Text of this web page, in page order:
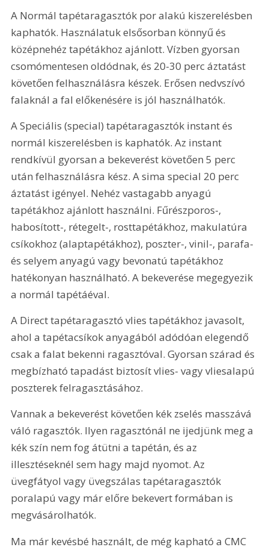
A Normál tapétaragasztók por alakú kiszerelésben
kaphatók. Használatuk elsősorban könnyű és
középnehéz tapé­tákhoz ajánlott. Vízben gyorsan
csomómentesen oldódnak, és 20-30 perc áztatást
követően felhasználásra készek. Erősen nedvszívó
falaknál a fal előkenésére is jól használhatók.
A Speciális (special) tapétaragasztók instant és
normál kiszerelésben is kaphatók. Az instant
rendkívül gyorsan a bekeverést követően 5 perc
után felhasználásra kész. A sima special 20 perc
áztatást igényel. Nehéz vastagabb anyagú
tapétákhoz ajánlott használni. Fűrészporos-,
habosított-, rétegelt-, rosttapétákhoz, makulatúra
csíkokhoz (alaptapétákhoz), poszter-, vinil-, parafa-
és selyem anyagú vagy bevonatú tapétákhoz
hatékonyan használható. A bekeverése megegyezik
a normál tapétáéval.
A Direct tapétaragasztó vlies tapétákhoz javasolt,
ahol a tapétacsíkok anyagából adódóan elegendő
csak a falat bekenni ragasztóval. Gyorsan szárad és
megbízható tapadást biztosít vlies- vagy vliesalapú
poszterek felragasztásához.
Vannak a bekeverést követően kék zselés masszává
váló ragasztók. Ilyen ragasztónál ne ijedjünk meg a
kék szín nem fog átütni a tapétán, és az
illesztéseknél sem hagy majd nyomot. Az
üvegfátyol vagy üvegszálas tapétaragasztók
poralapú vagy már előre bekevert formában is
megvásárolhatók.
Ma már kevésbé használt, de még kapható a CMC